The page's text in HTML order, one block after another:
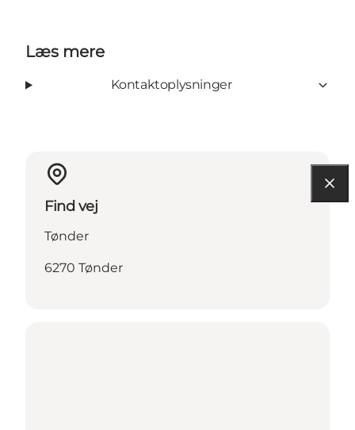
Læs mere
Kontaktoplysninger
Find vej
Tønder
6270 Tønder